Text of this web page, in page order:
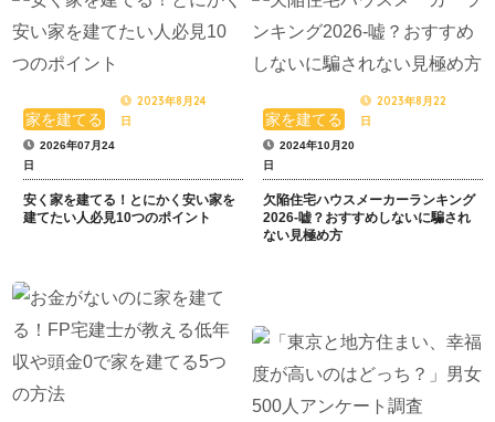
家を建てる
2023年8月24
日
2026年07月24
日
安く家を建てる！とにかく安い家を
建てたい人必見10つのポイント
家を建てる
2023年8月22
日
2024年10月20
日
欠陥住宅ハウスメーカーランキング
2026-嘘？おすすめしないに騙され
ない見極め方